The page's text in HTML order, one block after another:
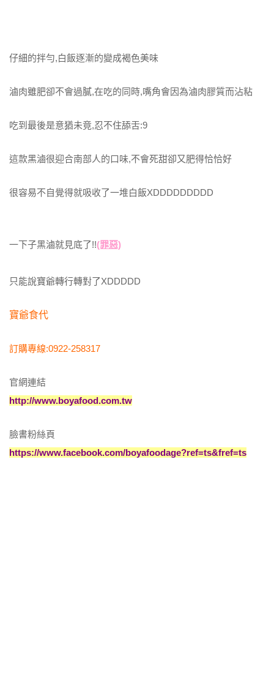
仔細的拌勻,白飯逐漸的變成褐色美味
滷肉雖肥卻不會過膩,在吃的同時,嘴角會因為滷肉膠質而沾粘
吃到最後是意猶未竟,忍不住舔舌:9
這款黑滷很迎合南部人的口味,不會死甜卻又肥得恰恰好
很容易不自覺得就吸收了一堆白飯XDDDDDDDDD
一下子黑滷就見底了!!(罪惡)
只能說寶爺轉行轉對了XDDDDD
寶爺食代
訂購專線:0922-258317
官網連結
http://www.boyafood.com.tw
臉書粉絲頁
https://www.facebook.com/boyafoodage?ref=ts&fref=ts